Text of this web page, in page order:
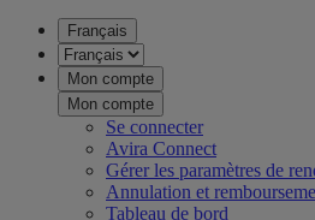
Français
Mon compte
Mon compte
Se connecter
Avira Connect
Gérer les paramètres de
Annulation et
Tableau de bord